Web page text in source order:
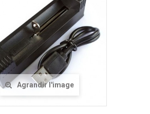
Agrandir l'image